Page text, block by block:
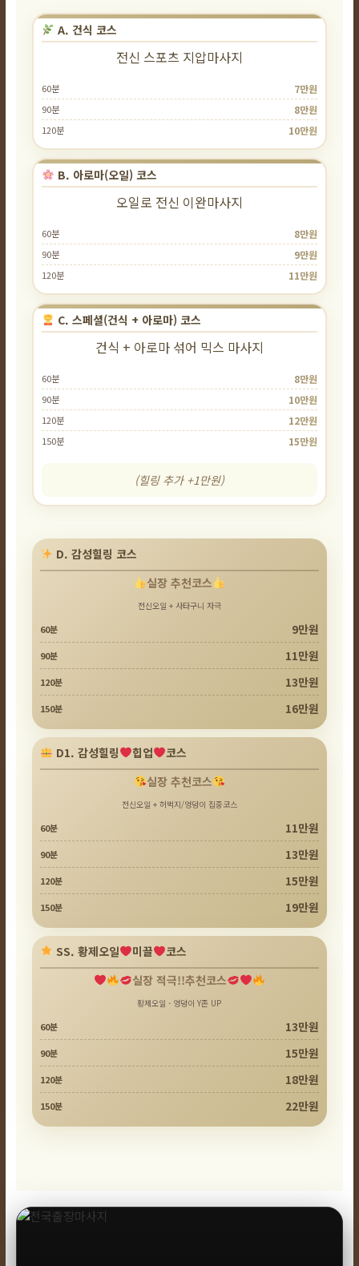
A. 건식 코스
전신 스포츠 지압마사지
60분 7만원
90분 8만원
120분 10만원
B. 아로마(오일) 코스
오일로 전신 이완마사지
60분 8만원
90분 9만원
120분 11만원
C. 스페셜(건식 + 아로마) 코스
건식 + 아로마 섞어 믹스 마사지
60분 8만원
90분 10만원
120분 12만원
150분 15만원
(힐링 추가 +1만원)
D. 감성힐링 코스
실장 추천코스
전신오일 + 사타구니 자극
60분 9만원
90분 11만원
120분 13만원
150분 16만원
D1. 감성힐링 힙업
코스
실장 추천코스
전신오일 + 허벅지/엉덩이 집중코스
60분 11만원
90분 13만원
120분 15만원
150분 19만원
SS. 황제오일 미끌
코스
실장 적극!!추천코스
황제오일 - 엉덩이 Y존 UP
60분 13만원
90분 15만원
120분 18만원
150분 22만원